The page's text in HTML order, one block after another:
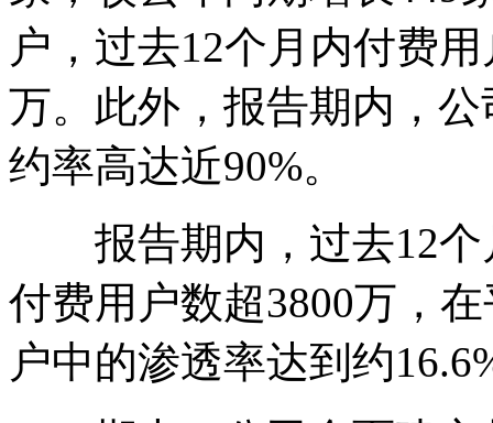
户，过去12个月内付费
万。此外，报告期内，
约率高达近90%。
报告期内，过去12个
付费用户数超3800万，
户中的渗透率达到约